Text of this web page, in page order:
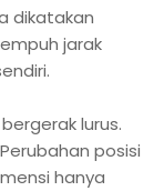
dikatakan
jarak
lurus.
posisi
hanya